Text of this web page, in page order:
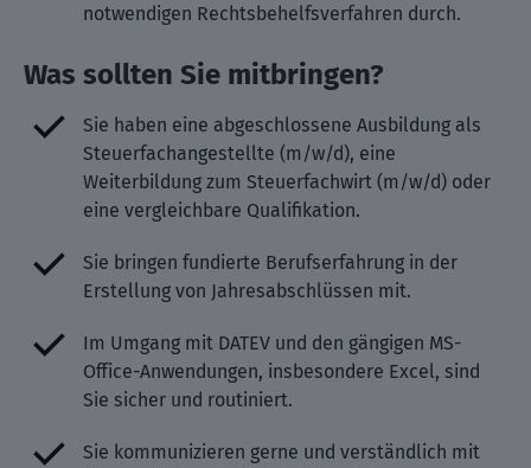
notwendigen Rechtsbehelfsverfahren durch.
Was sollten Sie mitbringen?
Sie haben eine abgeschlossene Ausbildung als
Steuerfachangestellte (m/w/d), eine
Weiterbildung zum Steuerfachwirt (m/w/d) oder
eine vergleichbare Qualifikation.
Sie bringen fundierte Berufserfahrung in der
Erstellung von Jahresabschlüssen mit.
Im Umgang mit DATEV und den gängigen MS-
Office-Anwendungen, insbesondere Excel, sind
Sie sicher und routiniert.
Sie kommunizieren gerne und verständlich mit